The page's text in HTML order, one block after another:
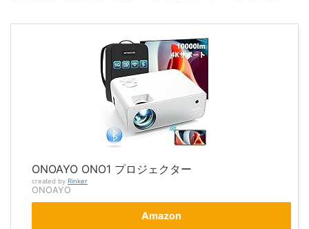
ONOAYO ONO1 プロジェクター
created by Rinker
ONOAYO
Amazon